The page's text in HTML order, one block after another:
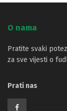
O nama
Pratite svaki
za sve vijesti o
Prati nas